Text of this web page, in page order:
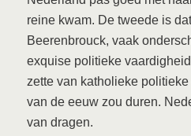
reine kwam. De tweede is
Beerenbrouck, vaak
exquise politieke
zette van katholieke
van de eeuw zou duren.
van dragen.